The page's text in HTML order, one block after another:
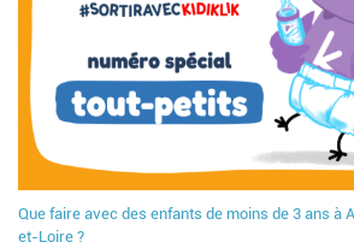
Que faire avec des enfants de moins de 3 ans à
et-Loire ?